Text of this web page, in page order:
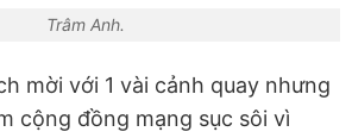
Trâm Anh.
mời với 1 vài cảnh quay nhưng
cộng đồng mạng sục sôi vì